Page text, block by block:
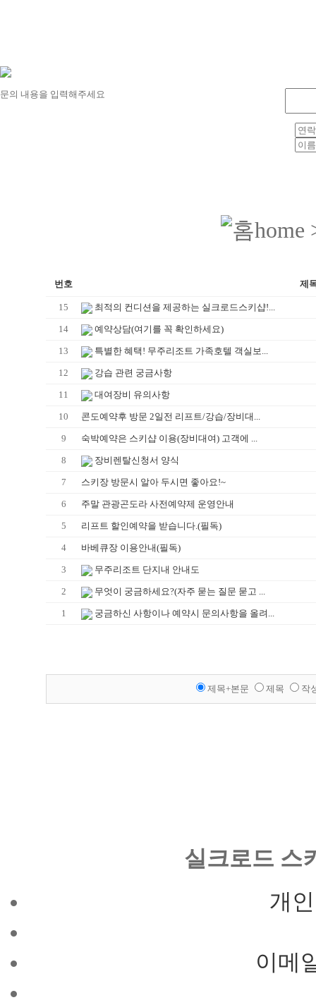
문의 내용을 입력해주세요
home
번호 제
15 최적의 컨디션을 제공하는 실크로드스키샵!...
14 예약상담(여기를 꼭 확인하세요)
13 특별한 혜택! 무주리조트 가족호텔 객실보...
12 강습 관련 궁금사항
11 대여장비 유의사항
10 콘도예약후 방문 2일전 리프트/강습/장비대...
9 숙박예약은 스키샵 이용(장비대여) 고객에 ...
8 장비렌탈신청서 양식
7 스키장 방문시 알아 두시면 좋아요!~
6 주말 관광곤도라 사전예약제 운영안내
5 리프트 할인예약을 받습니다.(필독)
4 바베큐장 이용안내(필독)
3 무주리조트 단지내 안내도
2 무엇이 궁금하세요?(자주 묻는 질문 묻고 ...
1 궁금하신 사항이나 예약시 문의사항을 올려...
제목+본문 제목 작
실크로드 스
개
이메